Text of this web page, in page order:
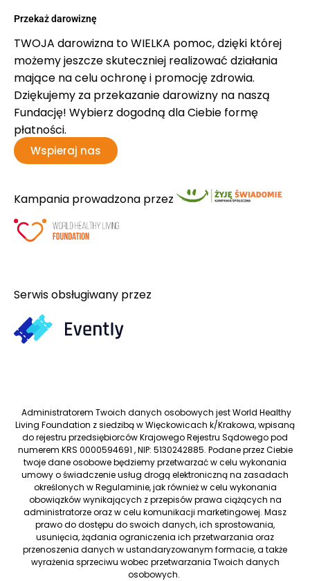
Przekaż darowiznę
TWOJA darowizna to WIELKA pomoc, dzięki której
możemy jeszcze skuteczniej realizować działania
mające na celu ochronę i promocję zdrowia.
Dziękujemy za przekazanie darowizny na naszą
Fundację! Wybierz dogodną dla Ciebie formę
płatności.
Wspieraj nas
Kampania prowadzona przez
Serwis obsługiwany przez
Administratorem Twoich danych osobowych jest World Healthy
Living Foundation z siedzibą w Więckowicach k/Krakowa, wpisaną
do rejestru przedsiębiorców Krajowego Rejestru Sądowego pod
numerem KRS 0000594691 , NIP: 5130242885. Podane przez Ciebie
twoje dane osobowe będziemy przetwarzać w celu wykonania
umowy o świadczenie usług drogą elektroniczną na zasadach
określonych w Regulaminie, jak również w celu wykonania
obowiązków wynikających z przepisów prawa ciążących na
administratorze oraz w celu komunikacji marketingowej. Masz
prawo do dostępu do swoich danych, ich sprostowania,
usunięcia, żądania ograniczenia ich przetwarzania oraz
przenoszenia danych w ustandaryzowanym formacie, a także
wyrażenia sprzeciwu wobec przetwarzania Twoich danych
osobowych.